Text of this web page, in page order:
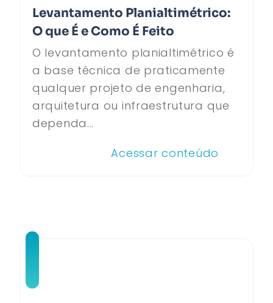
Levantamento Planialtimétrico:
O que É e Como É Feito
O levantamento planialtimétrico é
a base técnica de praticamente
qualquer projeto de engenharia,
arquitetura ou infraestrutura que
dependa...
Acessar conteúdo